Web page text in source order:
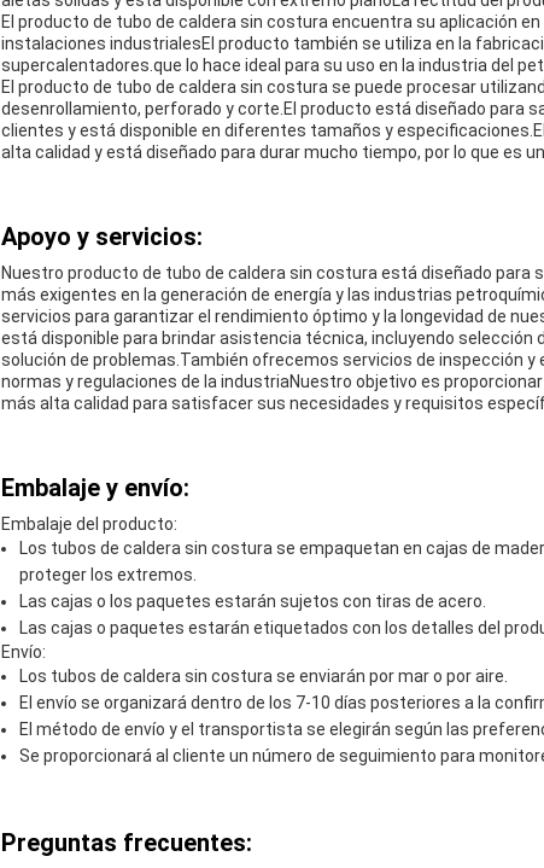
El producto de tubo de caldera sin costura encuentra su aplicación
instalaciones industrialesEl producto también se utiliza en la
supercalentadores.que lo hace ideal para su uso en la industria del
El producto de tubo de caldera sin costura se puede procesar
desenrollamiento, perforado y corte.El producto está diseñado para
clientes y está disponible en diferentes tamaños y
alta calidad y está diseñado para durar mucho tiempo, por lo que es
Apoyo y servicios:
Nuestro producto de tubo de caldera sin costura está diseñado
más exigentes en la generación de energía y las industrias
servicios para garantizar el rendimiento óptimo y la longevidad de
está disponible para brindar asistencia técnica, incluyendo selección
solución de problemas.También ofrecemos servicios de inspección
normas y regulaciones de la industriaNuestro objetivo es
más alta calidad para satisfacer sus necesidades y requisitos
Embalaje y envío:
Embalaje del producto:
Los tubos de caldera sin costura se empaquetan en cajas de
proteger los extremos.
Las cajas o los paquetes estarán sujetos con tiras de acero.
Las cajas o paquetes estarán etiquetados con los detalles del
Envío:
Los tubos de caldera sin costura se enviarán por mar o por aire.
El envío se organizará dentro de los 7-10 días posteriores a la
El método de envío y el transportista se elegirán según las
Se proporcionará al cliente un número de seguimiento para
Preguntas frecuentes: